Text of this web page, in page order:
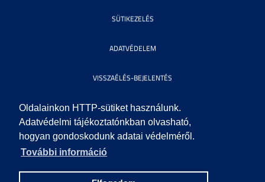
Oldalainkon HTTP-sütiket használunk.
Adatvédelmi tájékoztatónkban olvasható,
hogyan gondoskodunk adatai védelméről.
További információ
SÜTIKEZELÉS
ADATVÉDELEM
VISSZAÉLÉS-BEJELENTÉS
KÖZÉRDEKŰ ADATOK
IMPRESSZUM